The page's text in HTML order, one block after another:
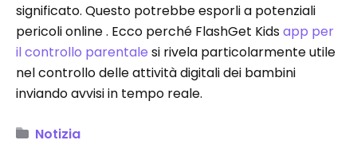
significato. Questo potrebbe esporli a potenziali
pericoli online . Ecco perché FlashGet Kidsapp per
il controllo parentale si rivela particolarmente utile
nel controllo delle attività digitali dei bambini
inviando avvisi in tempo reale.
Notizia